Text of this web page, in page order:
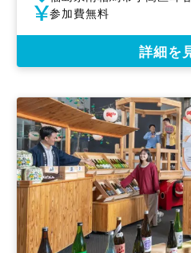
日
催
参 参加費無料
詳細を